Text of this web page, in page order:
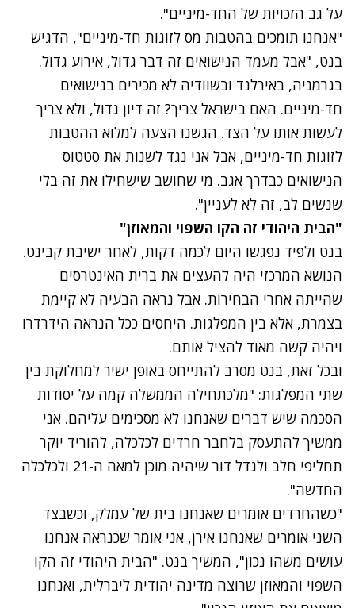
על גב הזכויות של החד-מיניים".
"אנחנו תומכים בהטבות מס לזוגות חד-מיניים", הדגיש
בנט, "אבל מעמד הנישואים זה דבר גדול, אירוע גדול.
בגרמניה, באירלנד ובשוודיה לא מכירים בנישואים
חד-מיניים. האם בישראל צריך? זה דיון גדול, ולא צריך
לעשות אותו על הצד. הגשנו הצעה למלוא ההטבות
לזוגות חד-מיניים, אבל אני נגד לשנות את סטטוס
הנישואים כבדרך אגב. מי שחושב שישחילו את זה בלי
שנשים לב, זה לא לעניין".
"הבית היהודי זה הקו השפוי והמאוזן"
בנט ולפיד נפגשו היום לכמה דקות, לאחר ישיבת קבינט.
הנושא המרכזי היה להעצים את ברית האינטרסים
שהייתה אחרי הבחירות. אבל נראה הבעיה לא קיימת
בצמרת, אלא בין המפלגות. היחסים ככל הנראה הידרדרו
ויהיה קשה מאוד להציל אותם.
ובכל זאת, בנט מסרב להתייחס באופן ישיר למחלוקת בין
שתי המפלגות: "מלכתחילה הממשלה קמה על יסודות
הסכמה שיש דברים שאנחנו לא מסכימים עליהם. אני
ממשיך להתעסק בלחבר חרדים לכלכלה, להוריד יוקר
תחליפי חלב ולגדל דור שיהיה מוכן למאה ה-21 ולכלכלה
החדשה".
"כשהחרדים אומרים שאנחנו בית של עמלק, וכשבצד
השני אומרים שאנחנו אירן, אני אומר שכנראה אנחנו
עושים משהו נכון", המשיך בנט. "הבית היהודי זה הקו
השפוי והמאוזן שרוצה מדינה יהודית ליברלית, ואנחנו